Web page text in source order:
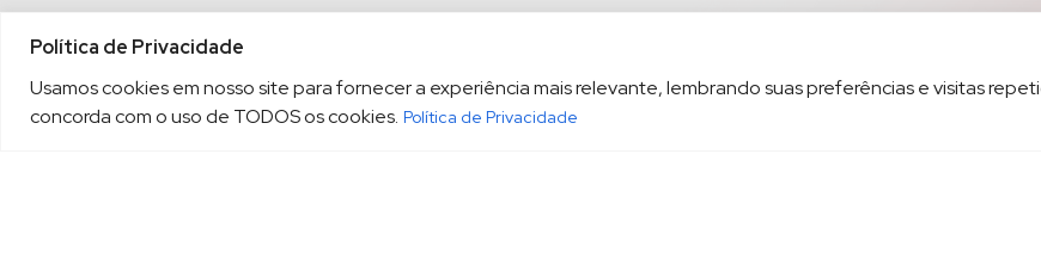
Política de Privacidade
Usamos cookies em nosso site para fornecer a experiência mais relevante, lembrando suas preferências e visitas
concorda com o uso de TODOS os cookies. Política de Privacidade